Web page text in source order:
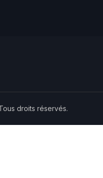
droits réservés.